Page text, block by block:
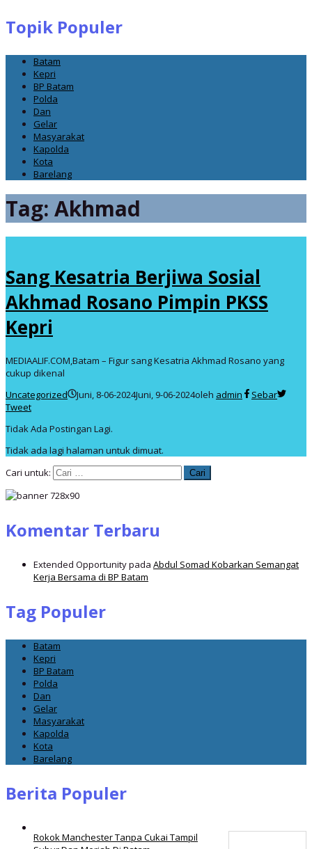
Topik Populer
Batam
Kepri
BP Batam
Polda
Dan
Gelar
Masyarakat
Kapolda
Kota
Barelang
Tag: Akhmad
Sang Kesatria Berjiwa Sosial
Akhmad Rosano Pimpin PKSS
Kepri
MEDIAALIF.COM,Batam – Figur sang Kesatria Akhmad Rosano yang
cukup dikenal
Uncategorized
Juni, 8-06-2024Juni, 9-06-2024oleh admin
Sebar
Tweet
Tidak Ada Postingan Lagi.
Tidak ada lagi halaman untuk dimuat.
Cari untuk:
Komentar Terbaru
Extended Opportunitypada Abdul Somad Kobarkan Semangat
Kerja Bersama di BP Batam
Tag Populer
Batam
Kepri
BP Batam
Polda
Dan
Gelar
Masyarakat
Kapolda
Kota
Barelang
Berita Populer
Rokok Manchester Tanpa Cukai Tampil